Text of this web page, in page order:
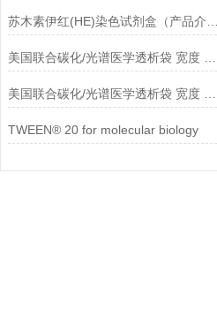
TWEEN® 20 for molecular biology